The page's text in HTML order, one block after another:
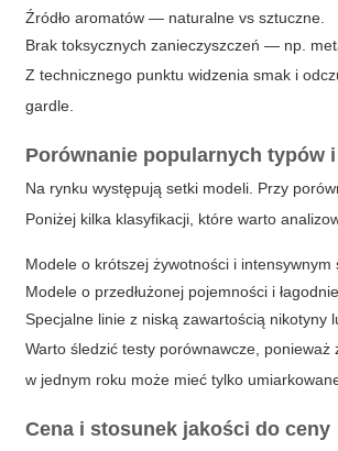
Źródło aromatów — naturalne vs sztuczne.
Brak toksycznych zanieczyszczeń — np.
Z technicznego punktu widzenia smak i
gardle.
Porównanie popularnych typów
Na rynku występują setki modeli. Przy
Poniżej kilka klasyfikacji, które warto
Modele o krótszej żywotności i
Modele o przedłużonej pojemności i
Specjalne linie z niską zawartością
Warto śledzić testy porównawcze,
w jednym roku może mieć tylko
Cena i stosunek jakości do ceny